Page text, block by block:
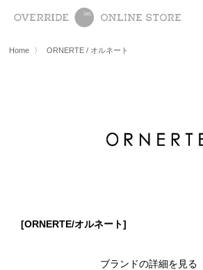
All Women Men
Home 〉 ORNERTE / オルネート
[ORNERTE/オルネート]
ブランドの詳細を見る